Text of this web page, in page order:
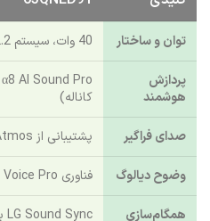
مشخصه
کلیدی
ویژگی‌های
65QNED91
توان و ساختار 40 وات، سیستم 2.2 کاناله با ووفرهای داخلی
هوشمند
کاناله)
صدای فراگیر پشتیبانی از Dolby Atmos برای تجربه سینمایی
وضوح دیالوگ فناوری Clear Voice Pro برای شفاف‌سازی مکالمات